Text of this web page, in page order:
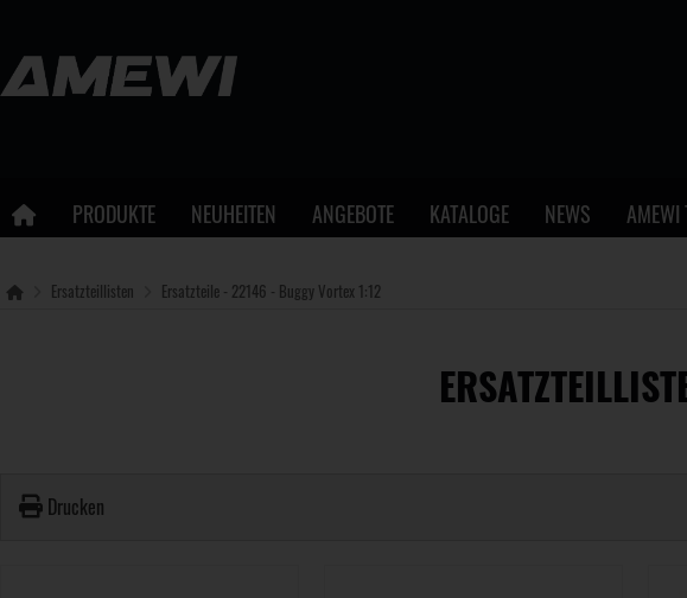
PRODUKTE NEUHEITEN ANGEBOTE KATALOGE NEWS AMEWI
Ersatzteillisten Ersatzteile - 22146 - Buggy Vortex 1:12
Drucken